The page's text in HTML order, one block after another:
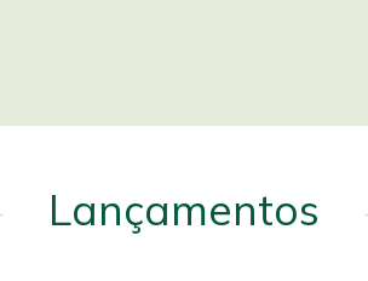
Lançamentos